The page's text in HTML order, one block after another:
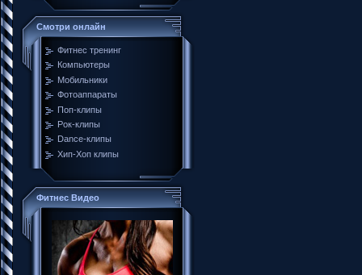
Смотри онлайн
Фитнес тренинг
Компьютеры
Мобильники
Фотоаппараты
Поп-клипы
Рок-клипы
Dance-клипы
Хип-Хоп клипы
Фитнес Видео